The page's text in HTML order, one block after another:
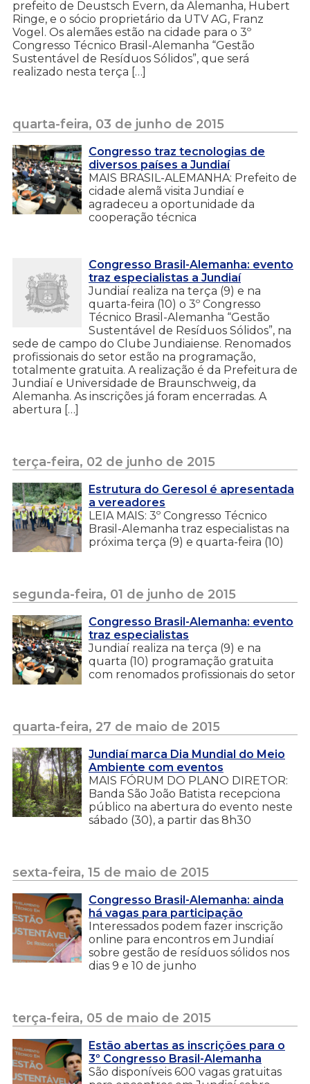
prefeito de Deustsch Evern, da Alemanha, Hubert
Ringe, e o sócio proprietário da UTV AG, Franz
Vogel. Os alemães estão na cidade para o 3º
Congresso Técnico Brasil-Alemanha “Gestão
Sustentável de Resíduos Sólidos”, que será
realizado nesta terça […]
quarta-feira, 03 de junho de 2015
Congresso traz tecnologias de
diversos países a Jundiaí
MAIS BRASIL-ALEMANHA: Prefeito de
cidade alemã visita Jundiaí e
agradeceu a oportunidade da
cooperação técnica
Congresso Brasil-Alemanha: evento
traz especialistas a Jundiaí
Jundiaí realiza na terça (9) e na
quarta-feira (10) o 3º Congresso
Técnico Brasil-Alemanha “Gestão
Sustentável de Resíduos Sólidos”, na
sede de campo do Clube Jundiaiense. Renomados
profissionais do setor estão na programação,
totalmente gratuita. A realização é da Prefeitura de
Jundiaí e Universidade de Braunschweig, da
Alemanha. As inscrições já foram encerradas. A
abertura […]
terça-feira, 02 de junho de 2015
Estrutura do Geresol é apresentada
a vereadores
LEIA MAIS: 3º Congresso Técnico
Brasil-Alemanha traz especialistas na
próxima terça (9) e quarta-feira (10)
segunda-feira, 01 de junho de 2015
Congresso Brasil-Alemanha: evento
traz especialistas
Jundiaí realiza na terça (9) e na
quarta (10) programação gratuita
com renomados profissionais do setor
quarta-feira, 27 de maio de 2015
Jundiaí marca Dia Mundial do Meio
Ambiente com eventos
MAIS FÓRUM DO PLANO DIRETOR:
Banda São João Batista recepciona
público na abertura do evento neste
sábado (30), a partir das 8h30
sexta-feira, 15 de maio de 2015
Congresso Brasil-Alemanha: ainda
há vagas para participação
Interessados podem fazer inscrição
online para encontros em Jundiaí
sobre gestão de resíduos sólidos nos
dias 9 e 10 de junho
terça-feira, 05 de maio de 2015
Estão abertas as inscrições para o
3º Congresso Brasil-Alemanha
São disponíveis 600 vagas gratuitas